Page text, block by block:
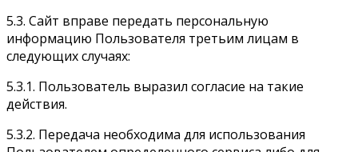
5.3. Сайт вправе передать персональную
информацию Пользователя третьим лицам в
следующих случаях:
5.3.1. Пользователь выразил согласие на такие
действия.
5.3.2. Передача необходима для использования